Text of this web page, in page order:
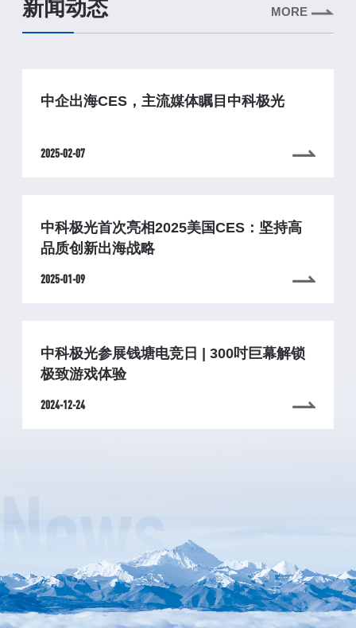
新闻动态 MORE
中企出海CES，主流媒体瞩目中科极光
2025-02-07
中科极光首次亮相2025美国CES：坚持高
品质创新出海战略
2025-01-09
中科极光参展钱塘电竞日 | 300吋巨幕解锁
极致游戏体验
2024-12-24